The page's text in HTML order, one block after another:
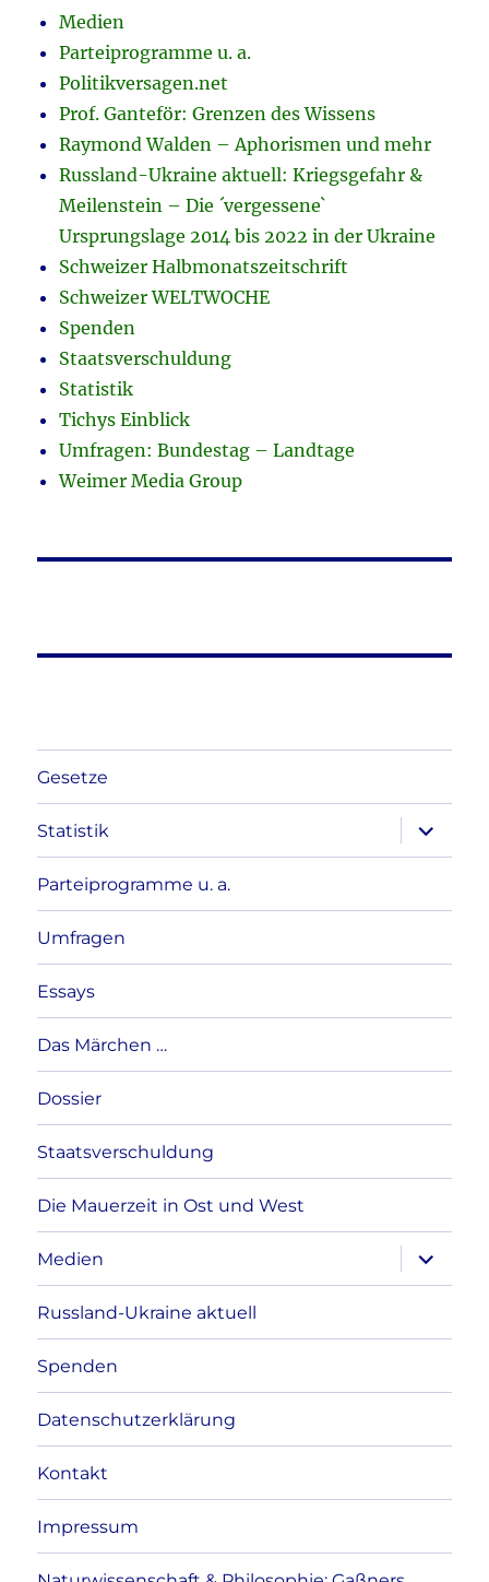
Medien
Parteiprogramme u. a.
Politikversagen.net
Prof. Ganteför: Grenzen des Wissens
Raymond Walden – Aphorismen und mehr
Russland-Ukraine aktuell: Kriegsgefahr &
Meilenstein – Die ´vergessene`
Ursprungslage 2014 bis 2022 in der Ukraine
Schweizer Halbmonatszeitschrift
Schweizer WELTWOCHE
Spenden
Staatsverschuldung
Statistik
Tichys Einblick
Umfragen: Bundestag – Landtage
Weimer Media Group
Gesetze
Statistik
anzeigen
Parteiprogramme u. a.
Umfragen
Essays
Das Märchen …
Dossier
Staatsverschuldung
Die Mauerzeit in Ost und West
Medien
anzeigen
Russland-Ukraine aktuell
Spenden
Datenschutzerklärung
Kontakt
Impressum